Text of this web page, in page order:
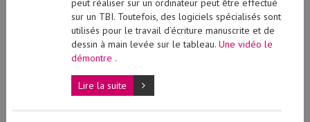
peut réaliser sur un ordinateur peut être effectué
sur un TBI. Toutefois, des logiciels spécialisés sont
utilisés pour le travail d’écriture manuscrite et de
dessin à main levée sur le tableau. Une vidéo le
démontre .
Lire la suite